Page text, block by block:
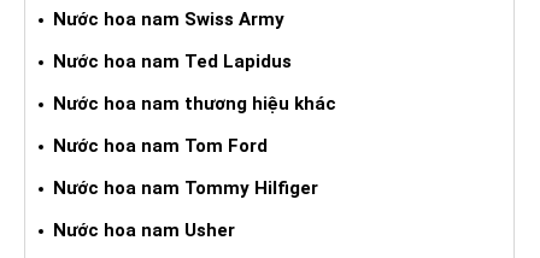
Nước hoa nam Swiss Army
Nước hoa nam Ted Lapidus
Nước hoa nam thương hiệu khác
Nước hoa nam Tom Ford
Nước hoa nam Tommy Hilfiger
Nước hoa nam Usher